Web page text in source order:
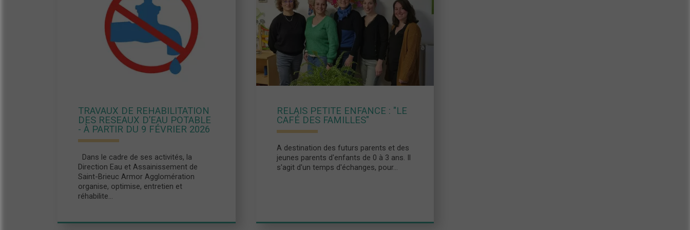
TRAVAUX DE REHABILITATION
DES RESEAUX D’EAU POTABLE
- À PARTIR DU 9 FÉVRIER 2026
Dans le cadre de ses activités, la
Direction Eau et Assainissement de
Saint-Brieuc Armor Agglomération
organise, optimise, entretien et
réhabilite...
RELAIS PETITE ENFANCE : "LE
CAFÉ DES FAMILLES"
A destination des futurs parents et des
jeunes parents d'enfants de 0 à 3 ans. Il
s'agit d'un temps d'échanges, pour...